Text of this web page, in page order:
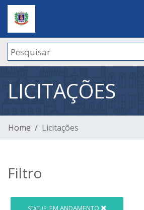
LICITAÇÕES
Home Licitações
Filtro